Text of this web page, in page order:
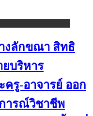
งลักขณา สิทธิ
ยบริหาร
รู-อาจารย์ ออก
ารณ์วิชาชีพ